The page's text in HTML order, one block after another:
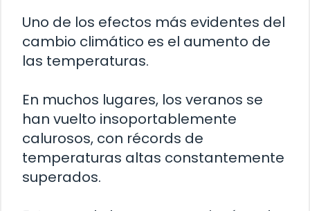
Uno de los efectos más evidentes del
cambio climático es el aumento de
las temperaturas.
En muchos lugares, los veranos se
han vuelto insoportablemente
calurosos, con récords de
temperaturas altas constantemente
superados.